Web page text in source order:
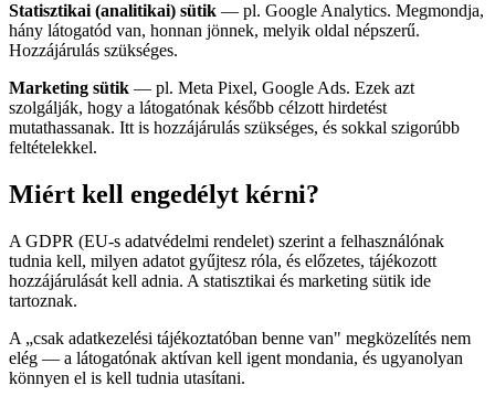
Statisztikai (analitikai) sütik — pl. Google Analytics. Megmondja,
hány látogatód van, honnan jönnek, melyik oldal népszerű.
Hozzájárulás szükséges.
Marketing sütik — pl. Meta Pixel, Google Ads. Ezek azt
szolgálják, hogy a látogatónak később célzott hirdetést
mutathassanak. Itt is hozzájárulás szükséges, és sokkal szigorúbb
feltételekkel.
Miért kell engedélyt kérni?
A GDPR (EU-s adatvédelmi rendelet) szerint a felhasználónak
tudnia kell, milyen adatot gyűjtesz róla, és előzetes, tájékozott
hozzájárulását kell adnia. A statisztikai és marketing sütik ide
tartoznak.
A „csak adatkezelési tájékoztatóban benne van" megközelítés nem
elég — a látogatónak aktívan kell igent mondania, és ugyanolyan
könnyen el is kell tudnia utasítani.